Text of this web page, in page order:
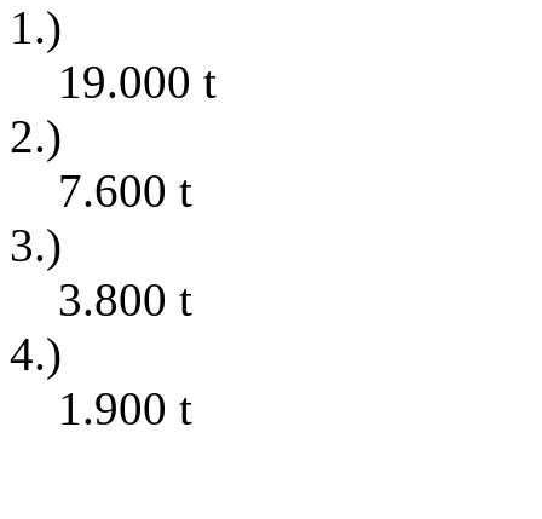
1.)
19.000 t
2.)
7.600 t
3.)
3.800 t
4.)
1.900 t